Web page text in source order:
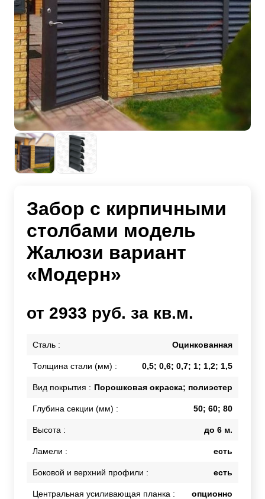
Забор с кирпичными
столбами модель
Жалюзи вариант
«Модерн»
от 2933 руб. за кв.м.
Сталь : Оцинкованная
Толщина стали (мм) : 0,5; 0,6; 0,7; 1; 1,2; 1,5
Вид покрытия : Порошковая окраска; полиэстер
Глубина секции (мм) : 50; 60; 80
Высота : до 6 м.
Ламели : есть
Боковой и верхний профили : есть
Центральная усиливающая планка : опционно